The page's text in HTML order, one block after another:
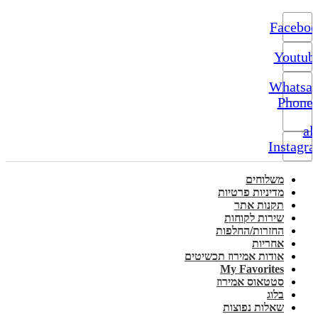
Phone-
alt
משלוחים
מדיניות פרטיות
תקנות אתר
שירות לקוחות
החזרות/החלפות
אחריות
אודות אמירוז תכשיטים
My Favorites
סטטאוס אמירוז
בלוג
שאלות נפוצות